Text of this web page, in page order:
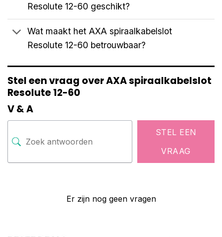
Resolute 12-60 geschikt?
Wat maakt het AXA spiraalkabelslot
Resolute 12-60 betrouwbaar?
Stel een vraag over AXA spiraalkabelslot
Resolute 12-60
V & A
STEL EEN
VRAAG
Er zijn nog geen vragen